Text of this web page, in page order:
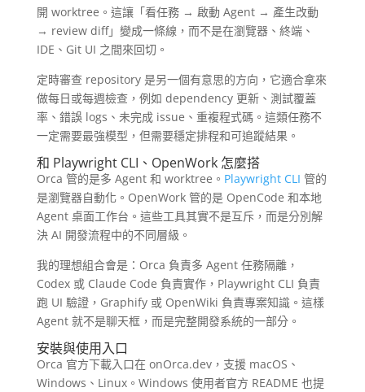
開 worktree。這讓「看任務 → 啟動 Agent → 產生改動
→ review diff」變成一條線，而不是在瀏覽器、終端、
IDE、Git UI 之間來回切。
定時審查 repository 是另一個有意思的方向，它適合拿來
做每日或每週檢查，例如 dependency 更新、測試覆蓋
率、錯誤 logs、未完成 issue、重複程式碼。這類任務不
一定需要最強模型，但需要穩定排程和可追蹤結果。
和 Playwright CLI、OpenWork 怎麼搭
Orca 管的是多 Agent 和 worktree。 Playwright CLI 管的
是瀏覽器自動化。OpenWork 管的是 OpenCode 和本地
Agent 桌面工作台。這些工具其實不是互斥，而是分別解
決 AI 開發流程中的不同層級。
我的理想組合會是：Orca 負責多 Agent 任務隔離，
Codex 或 Claude Code 負責實作，Playwright CLI 負責
跑 UI 驗證，Graphify 或 OpenWiki 負責專案知識。這樣
Agent 就不是聊天框，而是完整開發系統的一部分。
安裝與使用入口
Orca 官方下載入口在 onOrca.dev，支援 macOS、
Windows、Linux。Windows 使用者官方 README 也提